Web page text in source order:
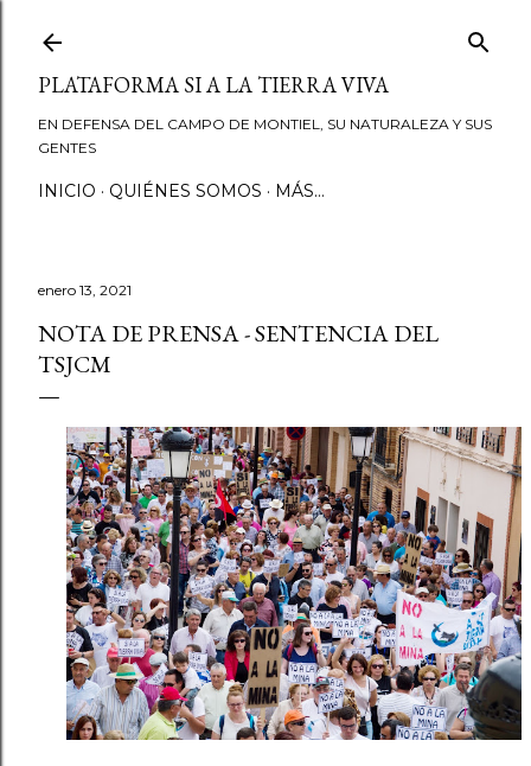
PLATAFORMA SI A LA TIERRA VIVA
EN DEFENSA DEL CAMPO DE MONTIEL, SU NATURALEZA Y SUS
GENTES
INICIO QUIÉNES SOMOS MÁS…
enero 13, 2021
NOTA DE PRENSA - SENTENCIA DEL
TSJCM